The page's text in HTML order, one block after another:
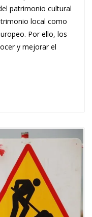
patrimonio cultural
local como
Por ello, los
y mejorar el